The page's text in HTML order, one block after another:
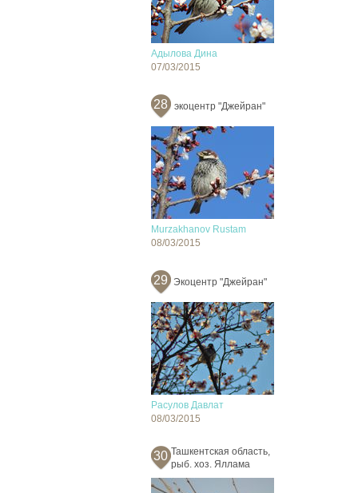
Адылова Дина
07/03/2015
28 экоцентр "Джейран"
Murzakhanov Rustam
08/03/2015
29 Экоцентр "Джейран"
Расулов Давлат
08/03/2015
30 Ташкентская область,
рыб. хоз. Яллама